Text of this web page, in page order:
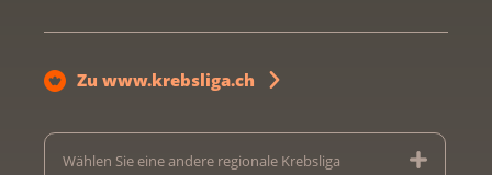
Zu www.krebsliga.ch
Wählen Sie eine andere regionale Krebsliga